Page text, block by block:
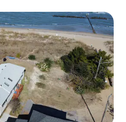
beğenilenler arasında